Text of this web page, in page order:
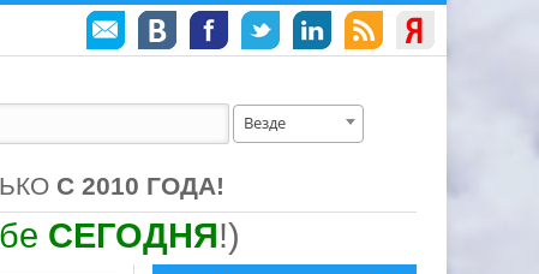
Везде
С 2010 ГОДА!
СЕГОДНЯ!)